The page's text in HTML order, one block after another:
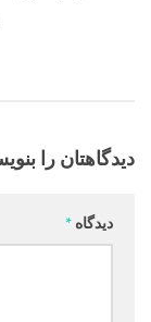
دیدگاهتان را
دیدگاه *